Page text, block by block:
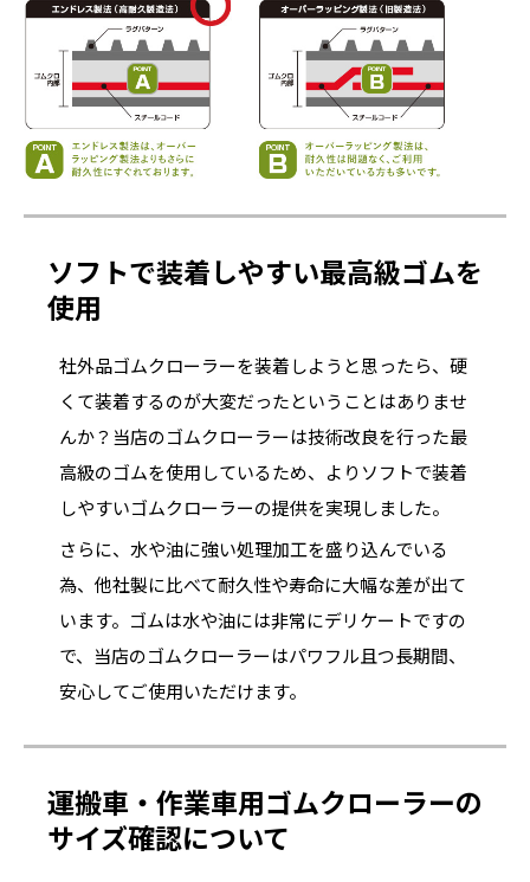
ソフトで装着しやすい最高級ゴムを
使用
社外品ゴムクローラーを装着しようと思ったら、硬
くて装着するのが大変だったということはありませ
んか？当店のゴムクローラーは技術改良を行った最
高級のゴムを使用しているため、よりソフトで装着
しやすいゴムクローラーの提供を実現しました。
さらに、水や油に強い処理加工を盛り込んでいる
為、他社製に比べて耐久性や寿命に大幅な差が出て
います。ゴムは水や油には非常にデリケートですの
で、当店のゴムクローラーはパワフル且つ長期間、
安心してご使用いただけます。
運搬車・作業車用ゴムクローラーの
サイズ確認について